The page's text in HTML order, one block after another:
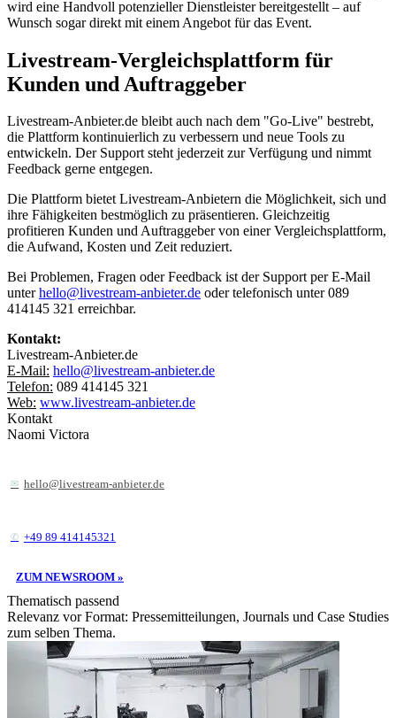
wird eine Handvoll potenzieller Dienstleister bereitgestellt – auf
Wunsch sogar direkt mit einem Angebot für das Event.
Livestream-Vergleichsplattform für
Kunden und Auftraggeber
Livestream-Anbieter.de bleibt auch nach dem "Go-Live" bestrebt,
die Plattform kontinuierlich zu verbessern und neue Tools zu
entwickeln. Der Support steht jederzeit zur Verfügung und nimmt
Feedback gerne entgegen.
Die Plattform bietet Livestream-Anbietern die Möglichkeit, sich und
ihre Fähigkeiten bestmöglich zu präsentieren. Gleichzeitig
profitieren Kunden und Auftraggeber von einer Vergleichsplattform,
die Aufwand, Kosten und Zeit reduziert.
Bei Problemen, Fragen oder Feedback ist der Support per E-Mail
unterhello@livestream-anbieter.de oder telefonisch unter 089
414145 321 erreichbar.
Kontakt:
Livestream-Anbieter.de
E-Mail: hello@livestream-anbieter.de
Telefon: 089 414145 321
Web: www.livestream-anbieter.de
Kontakt
Naomi Victora
hello@livestream-anbieter.de
+49 89 414145321
ZUM NEWSROOM »
Thematisch passend
Relevanz vor Format: Pressemitteilungen, Journals und Case Studies
zum selben Thema.